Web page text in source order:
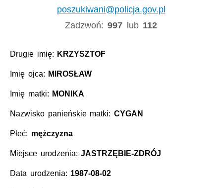
poszukiwani@policja.gov.pl
Zadzwoń:997 lub 112
Drugie imię: KRZYSZTOF
Imię ojca: MIROSŁAW
Imię matki: MONIKA
Nazwisko panieńskie matki: CYGAN
Płeć: mężczyzna
Miejsce urodzenia:JASTRZĘBIE-ZDRÓJ
Data urodzenia: 1987-08-02